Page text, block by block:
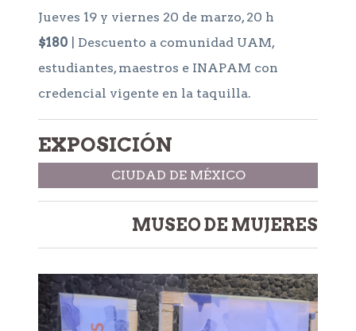
Jueves 19 y viernes 20 de marzo, 20 h
$180 | Descuento a comunidad UAM,
estudiantes, maestros e INAPAM con
credencial vigente en la taquilla.
EXPOSICIÓN
CIUDAD DE MÉXICO
MUSEO DE MUJERES